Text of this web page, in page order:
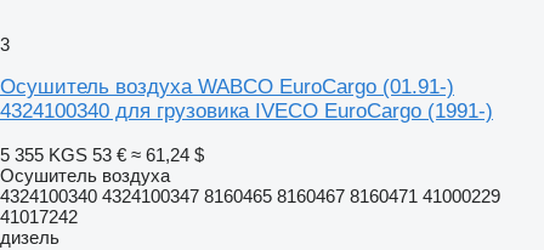
3
Осушитель воздуха WABCO EuroCargo (01.91-)
4324100340 для грузовика IVECO EuroCargo (1991-)
5 355 KGS 53 € ≈ 61,24 $
Осушитель воздуха
4324100340 4324100347 8160465 8160467 8160471 41000229
41017242
дизель